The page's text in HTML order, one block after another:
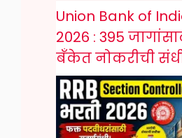
Union Bank of
2026 : 395
बँकेत नोकरीची